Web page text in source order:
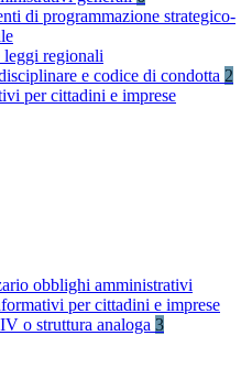
di programmazione strategico-
leggi regionali
e codice di condotta 2
per cittadini e imprese
obblighi amministrativi
per cittadini e imprese
o struttura analoga 3